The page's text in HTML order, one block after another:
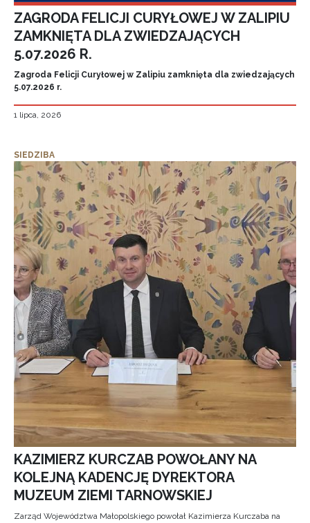
ZAGRODA FELICJI CURYŁOWEJ W ZALIPIU
ZAMKNIĘTA DLA ZWIEDZAJĄCYCH
5.07.2026 R.
Zagroda Felicji Curyłowej w Zalipiu zamknięta dla zwiedzających
5.07.2026 r.
1 lipca, 2026
SIEDZIBA
KAZIMIERZ KURCZAB POWOŁANY NA
KOLEJNĄ KADENCJĘ DYREKTORA
MUZEUM ZIEMI TARNOWSKIEJ
Zarząd Województwa Małopolskiego powołał Kazimierza Kurczaba na